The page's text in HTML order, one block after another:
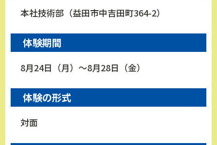
本社技術部（益田市中吉田町364-2）
体験期間
8月24日（月）～8月28日（金）
体験の形式
対面